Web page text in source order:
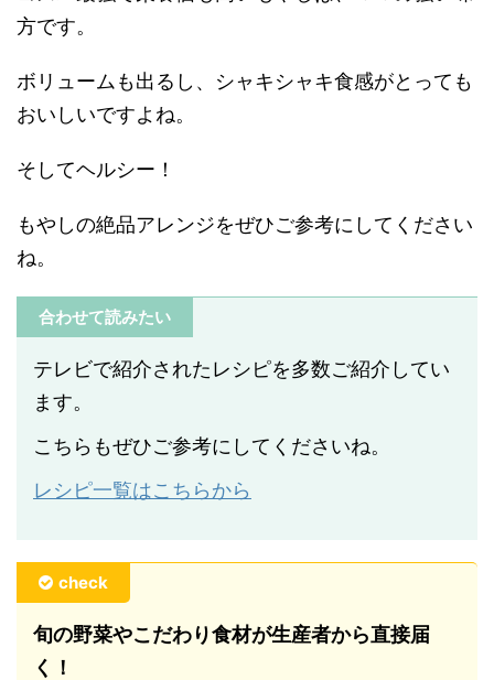
方です。
ボリュームも出るし、シャキシャキ食感がとっても
おいしいですよね。
そしてヘルシー！
もやしの絶品アレンジをぜひご参考にしてください
ね。
合わせて読みたい
テレビで紹介されたレシピを多数ご紹介してい
ます。
こちらもぜひご参考にしてくださいね。
レシピ一覧はこちらから
check
旬の野菜やこだわり食材が生産者から直接届
く！